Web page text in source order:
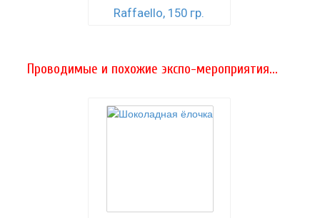
Raffaello, 150 гр.
Проводимые и похожие экспо-мероприятия...